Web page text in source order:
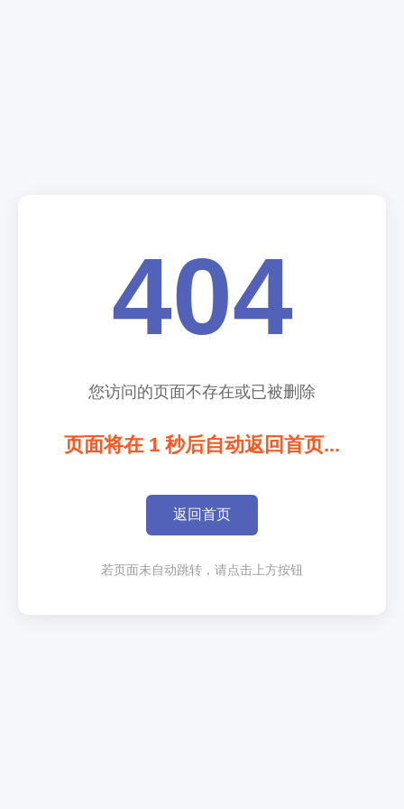
404
您访问的页面不存在或已被删除
页面将在 1 秒后自动返回首页...
返回首页
若页面未自动跳转，请点击上方按钮